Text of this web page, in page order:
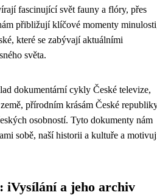
fascinující svět fauny a flóry, přes
přibližují klíčové momenty
které se zabývají aktuálními
světa.
dokumentární cykly České televize,
přírodním krásám České
osobností. Tyto dokumenty nám
sobě, naší historii a kultuře a
iVysílání a jeho archiv